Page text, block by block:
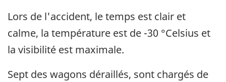
Lors de l'accident, le temps est clair et
calme, la température est de -30 °Celsius et
la visibilité est maximale.
Sept des wagons déraillés, sont chargés de